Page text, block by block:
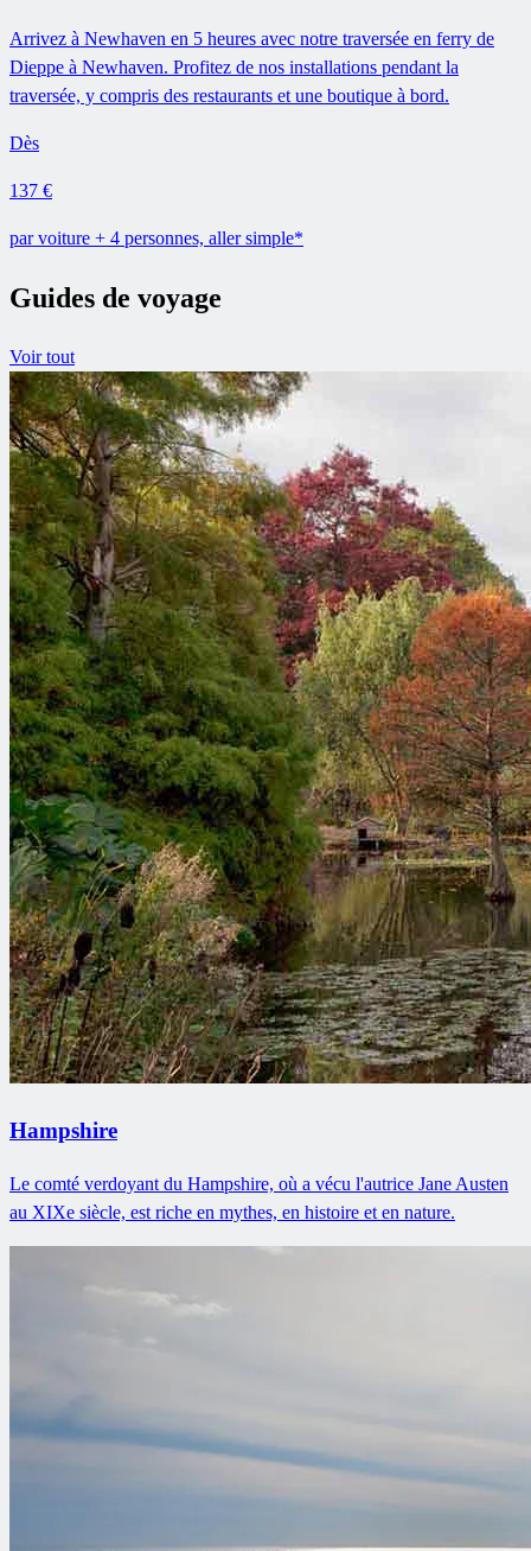
Arrivez à Newhaven en 5 heures avec notre traversée en ferry de
Dieppe à Newhaven. Profitez de nos installations pendant la
traversée, y compris des restaurants et une boutique à bord.
Dès
137 €
par voiture + 4 personnes, aller simple*
Guides de voyage
Voir tout
Hampshire
Le comté verdoyant du Hampshire, où a vécu l'autrice Jane Austen
au XIXe siècle, est riche en mythes, en histoire et en nature.